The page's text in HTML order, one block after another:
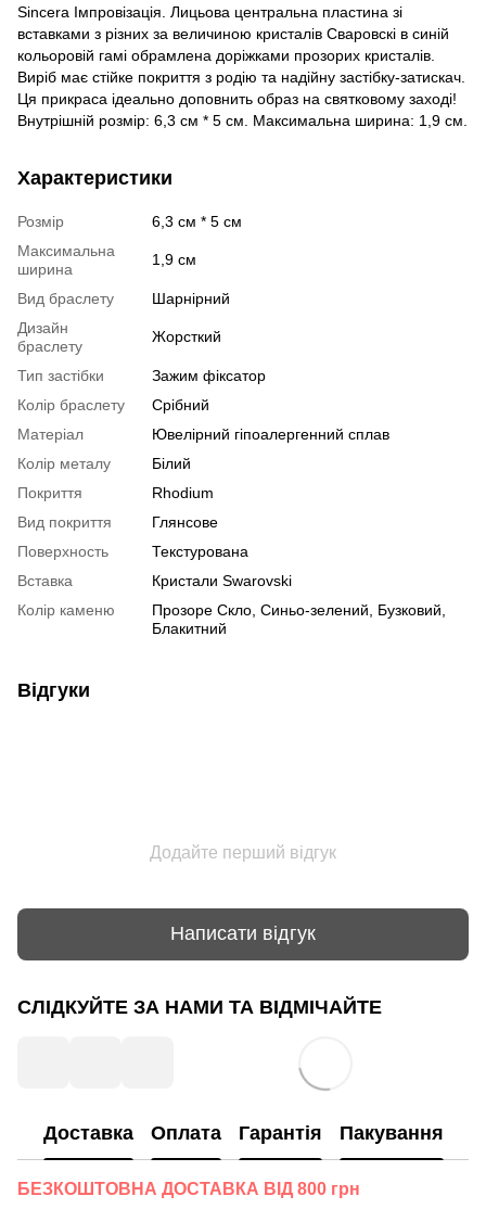
Sincera Імпровізація. Лицьова центральна пластина зі
вставками з різних за величиною кристалів Сваровскі в синій
кольоровій гамі обрамлена доріжками прозорих кристалів.
Виріб має стійке покриття з родію та надійну застібку-затискач.
Ця прикраса ідеально доповнить образ на святковому заході!
Внутрішній розмір: 6,3 см * 5 см. Максимальна ширина: 1,9 см.
Характеристики
Розмір
6,3 см * 5 см
Максимальна
ширина
1,9 см
Вид браслету
Шарнірний
Дизайн
браслету
Жорсткий
Тип застібки
Зажим фіксатор
Колір браслету
Срібний
Матеріал
Ювелірний гіпоалергенний сплав
Колір металу
Білий
Покриття
Rhodium
Вид покриття
Глянсове
Поверхность
Текстурована
Вставка
Кристали Swarovski
Колір каменю
Прозоре Скло, Синьо-зелений, Бузковий,
Блакитний
Відгуки
Додайте перший відгук
Написати відгук
СЛІДКУЙТЕ ЗА НАМИ ТА ВІДМІЧАЙТЕ
Доставка Оплата Гарантія Пакування
БЕЗКОШТОВНА ДОСТАВКА ВІД 800 грн